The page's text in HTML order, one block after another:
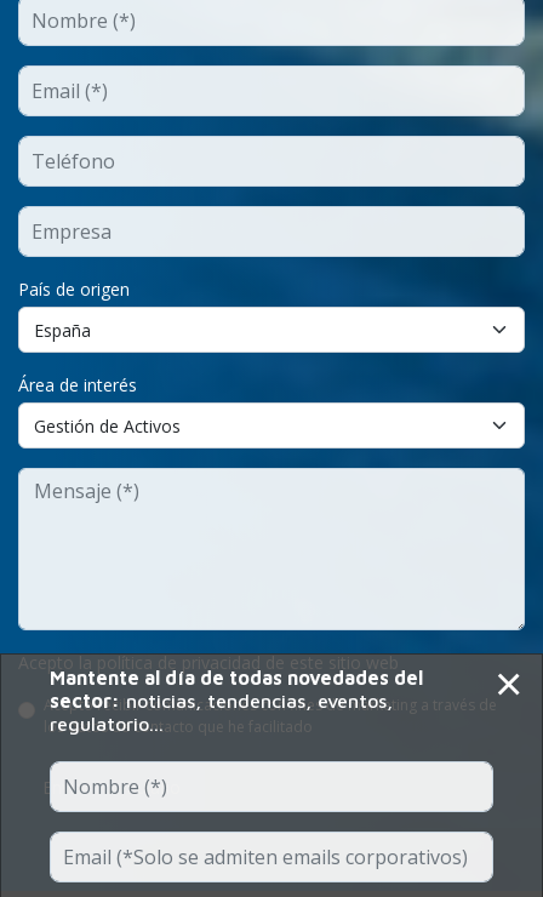
País de origen
Área de interés
Acepto la política de privacidad de este sitio web
Acepto recibir comunicaciones con fines de marketing a través de
los datos de contacto que he facilitado
Enviar Formulario
×
Mantente al día de todas novedades del
sector: noticias, tendencias, eventos,
regulatorio...